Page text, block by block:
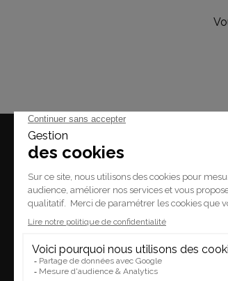
Place du Temple 2.
1227 Carouge